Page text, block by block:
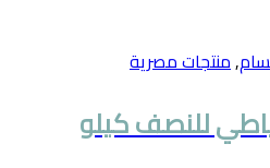
,منتجات مصرية
للنصف كيلو